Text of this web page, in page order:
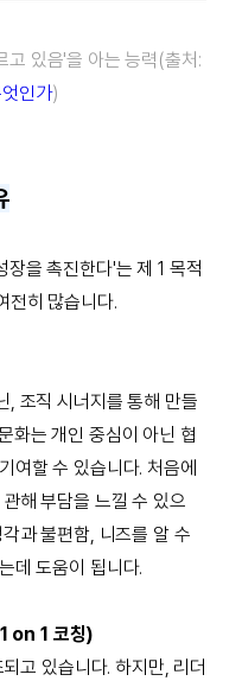
고 있음'을 아는 능력(출처:
인가)
을 촉진한다'는 제 1 목적
전히 많습니다.
, 조직 시너지를 통해 만들
화는 개인 중심이 아닌 협
여할 수 있습니다. 처음에
해 부담을 느낄 수 있으
과 불편함, 니즈를 알 수
데 도움이 됩니다.
on 1 코칭)
고 있습니다.하지만, 리더